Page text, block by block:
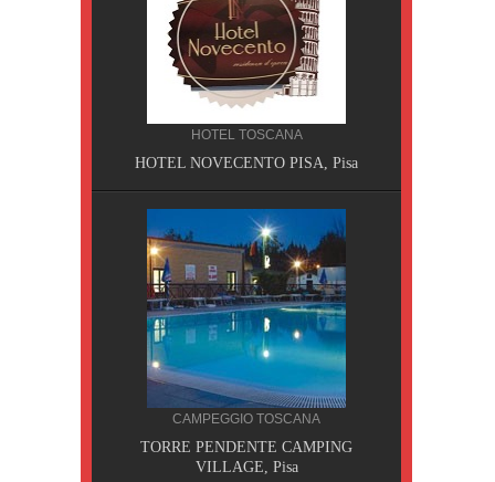
HOTEL TOSCANA
HOTEL NOVECENTO PISA, Pisa
CAMPEGGIO TOSCANA
TORRE PENDENTE CAMPING
VILLAGE, Pisa